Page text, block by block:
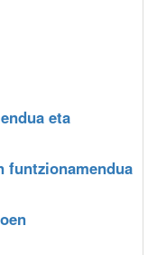
eta
funtzionamendua